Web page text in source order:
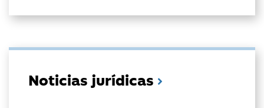
Noticias jurídicas